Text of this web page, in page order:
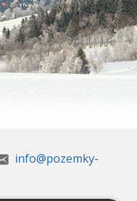
info@pozemky-